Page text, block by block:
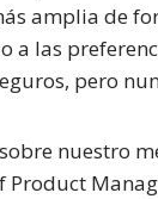
amplia de
a las
pero
nuestro
Product